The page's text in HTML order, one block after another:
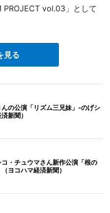
PROJECT vol.03」として
見る
の公演「リズム三兄妹」-のげシ
新聞）
・チュウマさん新作公演「根の
ヨコハマ経済新聞）